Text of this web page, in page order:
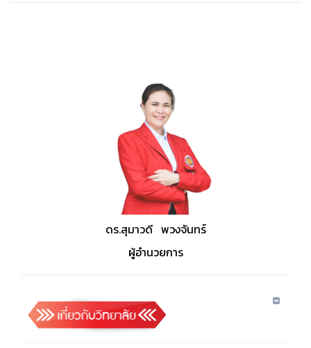
ดร.สุมาวดี พวงจันทร์
ผู้อำนวยการ